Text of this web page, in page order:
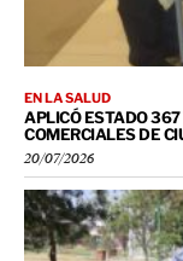
EN LA SALUD
APLICÓ ESTADO
COMERCIALES DE
20/07/2026